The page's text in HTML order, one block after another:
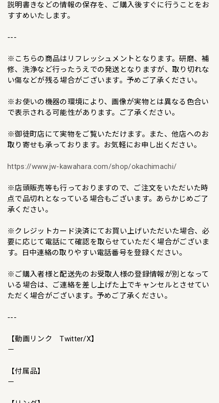
説明書きなどの情報の保存を、ご購入後すぐに行うことをお
すすめいたします。
---
※こちらの商品はリフレッシュメントとなります。研磨、補
修、洗浄など行ったうえでの発送となりますが、取り切れな
い傷などが残る場合がございます。予めご了承ください。
※お使いの機器の環境により、画像が実物とは異なる色合い
で表示される可能性があります。ご了承ください。
※御徒町店にて実物をご覧いただけます。また、他店へのお
取り寄せも承っております。お気軽にお申し出ください。
https://www.jw-kawahara.com/shop/okachimachi/
※店頭販売等も行っておりますので、ご注文をいただいた時
点で品切れとなっている場合もございます。あらかじめご了
承ください。
※クレジットカード決済にてお買い上げいただいた場合、必
要に応じて電話にて確認を取らせていただく場合がございま
す。日中連絡の取りやすい電話番号を登録ください。
※ご購入者様と配送先のお受取人様の登録情報が別となって
いる場合は、ご連絡を差し上げた上でキャンセルとさせてい
ただく場合がございます。予めご了承ください。
---
【動画リンク Twitter/X】
－
【付属品】
－